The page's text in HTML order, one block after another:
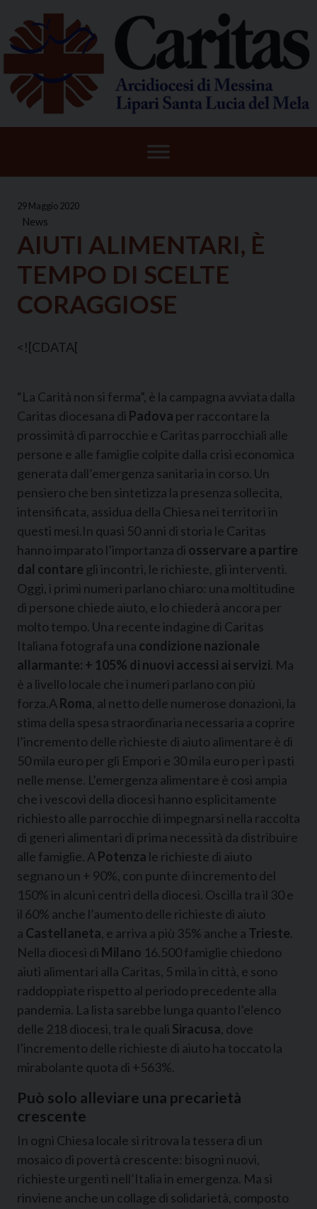
content
29 Maggio 2020
News
AIUTI ALIMENTARI, È
TEMPO DI SCELTE
CORAGGIOSE
<![CDATA[
“La Carità non si ferma”, è la campagna avviata dalla
Caritas diocesana di Padova per raccontare la
prossimità di parrocchie e Caritas parrocchiali alle
persone e alle famiglie colpite dalla crisi economica
generata dall’emergenza sanitaria in corso. Un
pensiero che ben sintetizza la presenza sollecita,
intensificata, assidua della Chiesa nei territori in
questi mesi.In quasi 50 anni di storia le Caritas
hanno imparato l’importanza di osservare a partire
dal contare gli incontri, le richieste, gli interventi.
Oggi, i primi numeri parlano chiaro: una moltitudine
di persone chiede aiuto, e lo chiederà ancora per
molto tempo. Una recente indagine di Caritas
Italiana fotografa una condizione nazionale
allarmante: + 105% di nuovi accessi ai servizi. Ma
è a livello locale che i numeri parlano con più
forza.A Roma, al netto delle numerose donazioni, la
stima della spesa straordinaria necessaria a coprire
l’incremento delle richieste di aiuto alimentare è di
50 mila euro per gli Empori e 30 mila euro per i pasti
nelle mense. L’emergenza alimentare è così ampia
che i vescovi della diocesi hanno esplicitamente
richiesto alle parrocchie di impegnarsi nella raccolta
di generi alimentari di prima necessità da distribuire
alle famiglie. A Potenza le richieste di aiuto
segnano un + 90%, con punte di incremento del
150% in alcuni centri della diocesi. Oscilla tra il 30 e
il 60% anche l’aumento delle richieste di aiuto
a Castellaneta, e arriva a più 35% anche a Trieste.
Nella diocesi di Milano 16.500 famiglie chiedono
aiuti alimentari alla Caritas, 5 mila in città, e sono
raddoppiate rispetto al periodo precedente alla
pandemia. La lista sarebbe lunga quanto l’elenco
delle 218 diocesi, tra le quali Siracusa, dove
l’incremento delle richieste di aiuto ha toccato la
mirabolante quota di +563%.
Può solo alleviare una precarietà
crescente
In ogni Chiesa locale si ritrova la tessera di un
mosaico di povertà crescente: bisogni nuovi,
richieste urgenti nell’Italia in emergenza. Ma si
rinviene anche un collage di solidarietà, composto